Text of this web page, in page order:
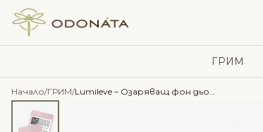
Skip to content
ГРИМ
Начало/ГРИМ/ Lumileve – Озаряващ фон дьо тен – сампъл